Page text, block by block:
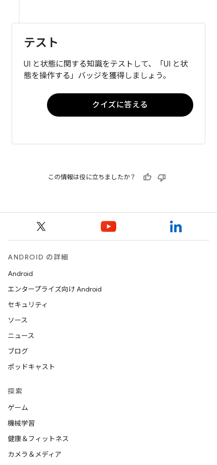
テスト
UI と状態に関する知識をテストして、「UI と状
態を操作する」バッジを獲得しましょう。
クイズに答える
この情報は役に立ちましたか？
ANDROID の詳細
Android
エンタープライズ向け Android
セキュリティ
ソース
ニュース
ブログ
ポッドキャスト
探索
ゲーム
機械学習
健康＆フィットネス
カメラ＆メディア